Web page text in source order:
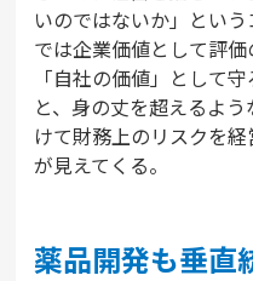
いのではないか」とい
では企業価値として評
「自社の価値」として
と、身の丈を超えるよ
けて財務上のリスクを
が見えてくる。
薬品開発も垂直